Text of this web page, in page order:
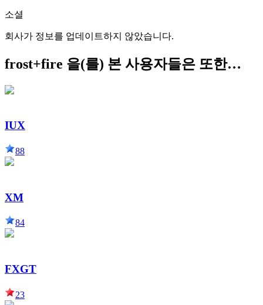
소셜
회사가 정보를 업데이트하지 않았습니다.
frost+fire 을(를) 본 사용자들은 또한…
IUX
88
XM
84
FXGT
23